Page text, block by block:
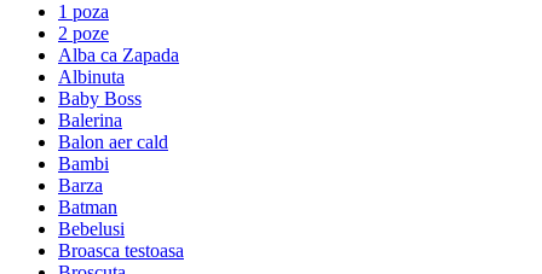
1 poza
2 poze
Alba ca Zapada
Albinuta
Baby Boss
Balerina
Balon aer cald
Bambi
Barza
Batman
Bebelusi
Broasca testoasa